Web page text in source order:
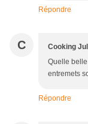
Répondre
C Cooking
Quelle
entremets
Répondre